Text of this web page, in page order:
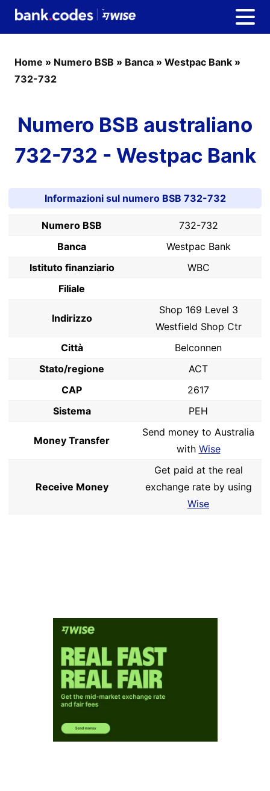
Home » Numero BSB » Banca » Westpac Bank »
732-732
Numero BSB australiano
732-732 - Westpac Bank
Informazioni sul numero BSB 732-732
Numero BSB
732-732
Banca
Westpac Bank
Istituto finanziario
WBC
Filiale
Indirizzo
Shop 169 Level 3
Westfield Shop Ctr
Città
Belconnen
Stato/regione
ACT
CAP
2617
Sistema
PEH
Money Transfer
Send money to Australia
with Wise
Receive Money
Get paid at the real
exchange rate by using
Wise